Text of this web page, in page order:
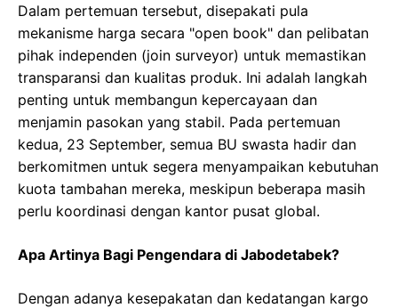
Dalam pertemuan tersebut, disepakati pula
mekanisme harga secara "open book" dan pelibatan
pihak independen (join surveyor) untuk memastikan
transparansi dan kualitas produk. Ini adalah langkah
penting untuk membangun kepercayaan dan
menjamin pasokan yang stabil. Pada pertemuan
kedua, 23 September, semua BU swasta hadir dan
berkomitmen untuk segera menyampaikan kebutuhan
kuota tambahan mereka, meskipun beberapa masih
perlu koordinasi dengan kantor pusat global.
Apa Artinya Bagi Pengendara di Jabodetabek?
Dengan adanya kesepakatan dan kedatangan kargo